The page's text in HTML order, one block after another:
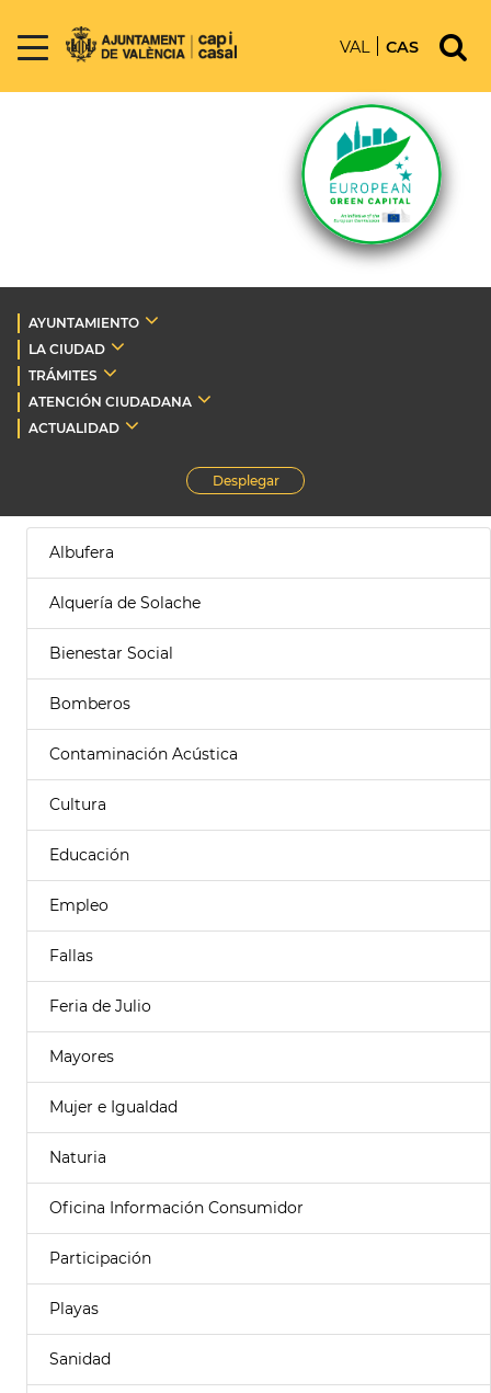
VAL CAS
AYUNTAMIENTO
LA CIUDAD
TRÁMITES
ATENCIÓN CIUDADANA
ACTUALIDAD
Desplegar
Albufera
Alquería de Solache
Bienestar Social
Bomberos
Contaminación Acústica
Cultura
Educación
Empleo
Fallas
Feria de Julio
Mayores
Mujer e Igualdad
Naturia
Oficina Información Consumidor
Participación
Playas
Sanidad